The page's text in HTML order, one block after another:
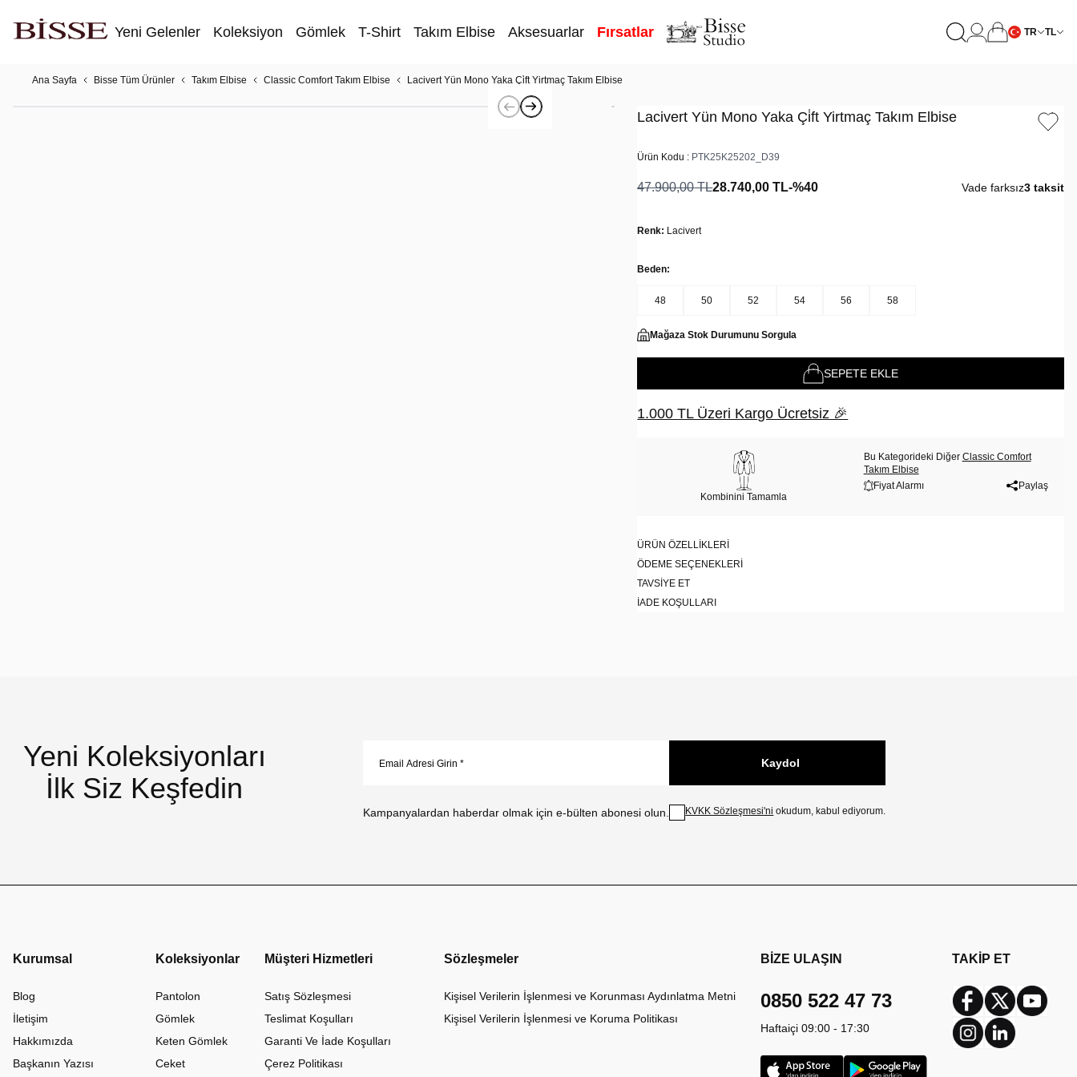
Yeni Gelenler Koleksiyon Gömlek T-Shirt Takım Elbise Aksesuarlar Fırsatlar TR TL
Ana Sayfa Bisse Tüm Ürünler Takım Elbise Classic Comfort Takım Elbise Lacivert Yün Mono Yaka Çi̇ft Yirtmaç Takım Elbise
Lacivert Yün Mono Yaka Çi̇ft Yirtmaç Takım Elbise
Ürün Kodu : PTK25K25202_D39
47.900,00TL28.740,00 TL-%40 Vade farksız3 taksit
Renk: Lacivert
Beden:
48 50 52 54 56 58
Mağaza Stok Durumunu Sorgula
SEPETE EKLE
1.000 TL Üzeri Kargo Ücretsiz 🎉
Kombinini Tamamla
Bu Kategorideki Diğer Classic Comfort
Takım Elbise
Fiyat Alarmı
Paylaş
ÜRÜN ÖZELLIKLERI
ÖDEME SEÇENEKLERI
TAVSIYE ET
İADE KOŞULLARI
Yeni Koleksiyonları
İlk Siz Keşfedin
Kampanyalardan haberdar olmak için e-bülten abonesi olun.
Kaydol
KVKK Sözleşmesi'ni okudum, kabul ediyorum.
Kurumsal
Blog
İletişim
Hakkımızda
Başkanın Yazısı
Koleksiyonlar
Pantolon
Gömlek
Keten Gömlek
Ceket
Müşteri Hizmetleri
Satış Sözleşmesi
Teslimat Koşulları
Garanti Ve İade Koşulları
Çerez Politikası
Sözleşmeler
Kişisel Verilerin İşlenmesi ve Korunması Aydınlatma Metni
Kişisel Verilerin İşlenmesi ve Koruma Politikası
BİZE ULAŞIN
0850 522 47 73
Haftaiçi 09:00 - 17:30
TAKİP ET
Facebook
Twitter
InstagramLinkedin